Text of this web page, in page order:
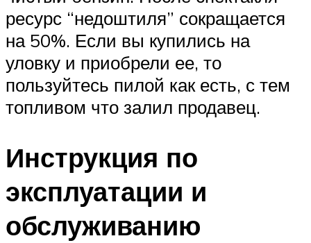
ресурс “недоштиля” сокращается
на 50%. Если вы купились на
уловку и приобрели ее, то
пользуйтесь пилой как есть, с тем
топливом что залил продавец.
Инструкция по
эксплуатации и
обслуживанию